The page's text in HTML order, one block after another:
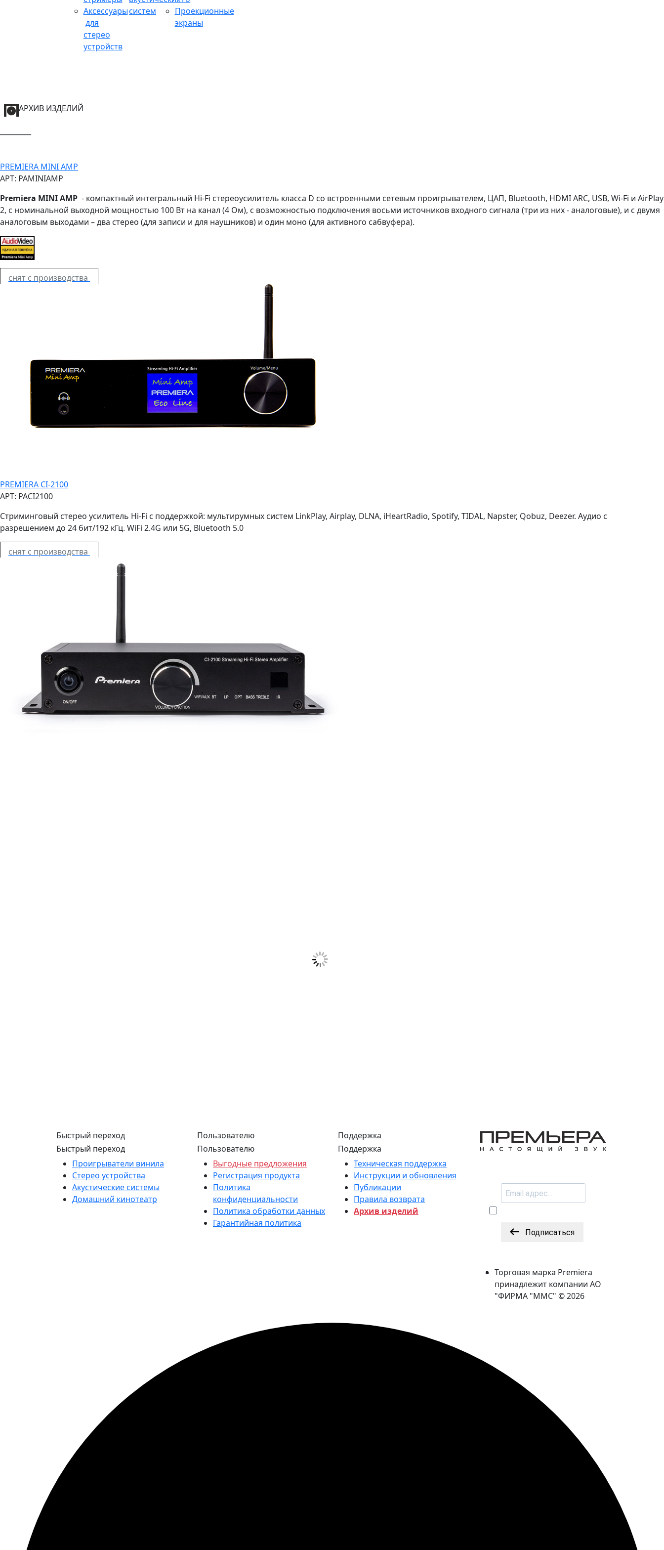
Аксессуары
для
стерео
устройств
систем
Проекционные
экраны
АРХИВ ИЗДЕЛИЙ
PREMIERA MINI AMP
АРТ: PAMINIAMP
Premiera MINI AMP - компактный интегральный Hi-Fi стереоусилитель класса D со встроенными сетевым проигрывателем, ЦАП, Bluetooth, HDMI ARC, USB, Wi-Fi и AirPlay
2, с номинальной выходной мощностью 100 Вт на канал (4 Ом), с возможностью подключения восьми источников входного сигнала (три из них - аналоговые), и с двумя
аналоговым выходами – два стерео (для записи и для наушников) и один моно (для активного сабвуфера).
снят с производства
PREMIERA CI-2100
АРТ: PACI2100
Стриминговый стерео усилитель Hi-Fi с поддержкой: мультирумных систем LinkPlay, Airplay, DLNA, iHeartRadio, Spotify, TIDAL, Napster, Qobuz, Deezer. Аудио с
разрешением до 24 бит/192 кГц. WiFi 2.4G или 5G, Bluetooth 5.0
снят с производства
Быстрый переход
Быстрый переход
Проигрыватели винила
Стерео устройства
Акустические системы
Домашний кинотеатр
Пользователю
Пользователю
Выгодные предложения
Регистрация продукта
Политика
конфиденциальности
Политика обработки данных
Гарантийная политика
Поддержка
Поддержка
Техническая поддержка
Инструкции и обновления
Публикации
Правила возврата
Архив изделий
Подписаться
Торговая марка Premiera
принадлежит компании АО
"ФИРМА "ММС" © 2026